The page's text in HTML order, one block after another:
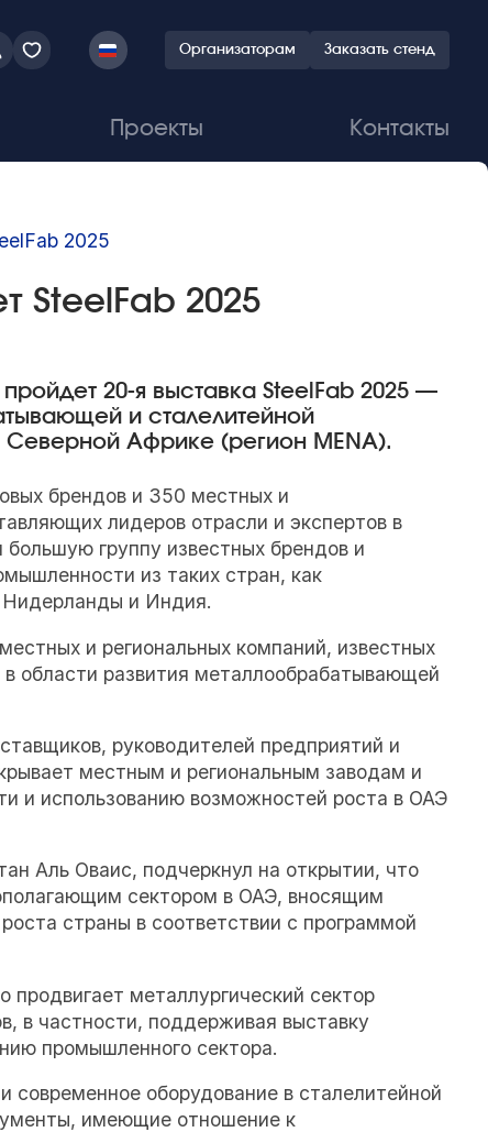
Организаторам Заказать стенд
Проекты Контакты
2025
SteelFab 2025
20-я выставка SteelFab 2025 —
и сталелитейной
Африке (регион MENA).
брендов и 350 местных и
лидеров отрасли и экспертов в
большую группу известных брендов и
из таких стран, как
и Индия.
и региональных компаний, известных
области развития металлообрабатывающей
руководителей предприятий и
местным и региональным заводам и
и использованию возможностей роста в ОАЭ
Аль Оваис, подчеркнул на открытии, что
сектором в ОАЭ, вносящим
страны в соответствии с программой
металлургический сектор
в частности, поддерживая выставку
промышленного сектора.
современное оборудование в сталелитейной
имеющие отношение к